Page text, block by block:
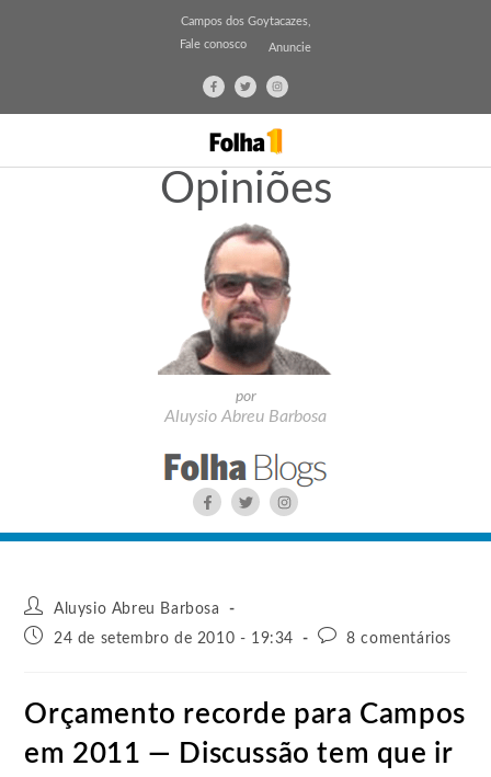
Campos dos Goytacazes,
Fale conosco
Anuncie
Opiniões
por
Aluysio Abreu Barbosa
Aluysio Abreu Barbosa
24 de setembro de 2010 - 19:34
8 comentários
Orçamento recorde para Campos
em 2011 — Discussão tem que ir